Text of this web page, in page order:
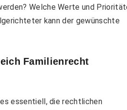
Welche Werte und
kann der gewünschte
Familienrecht
esessentiell,die rechtlichen